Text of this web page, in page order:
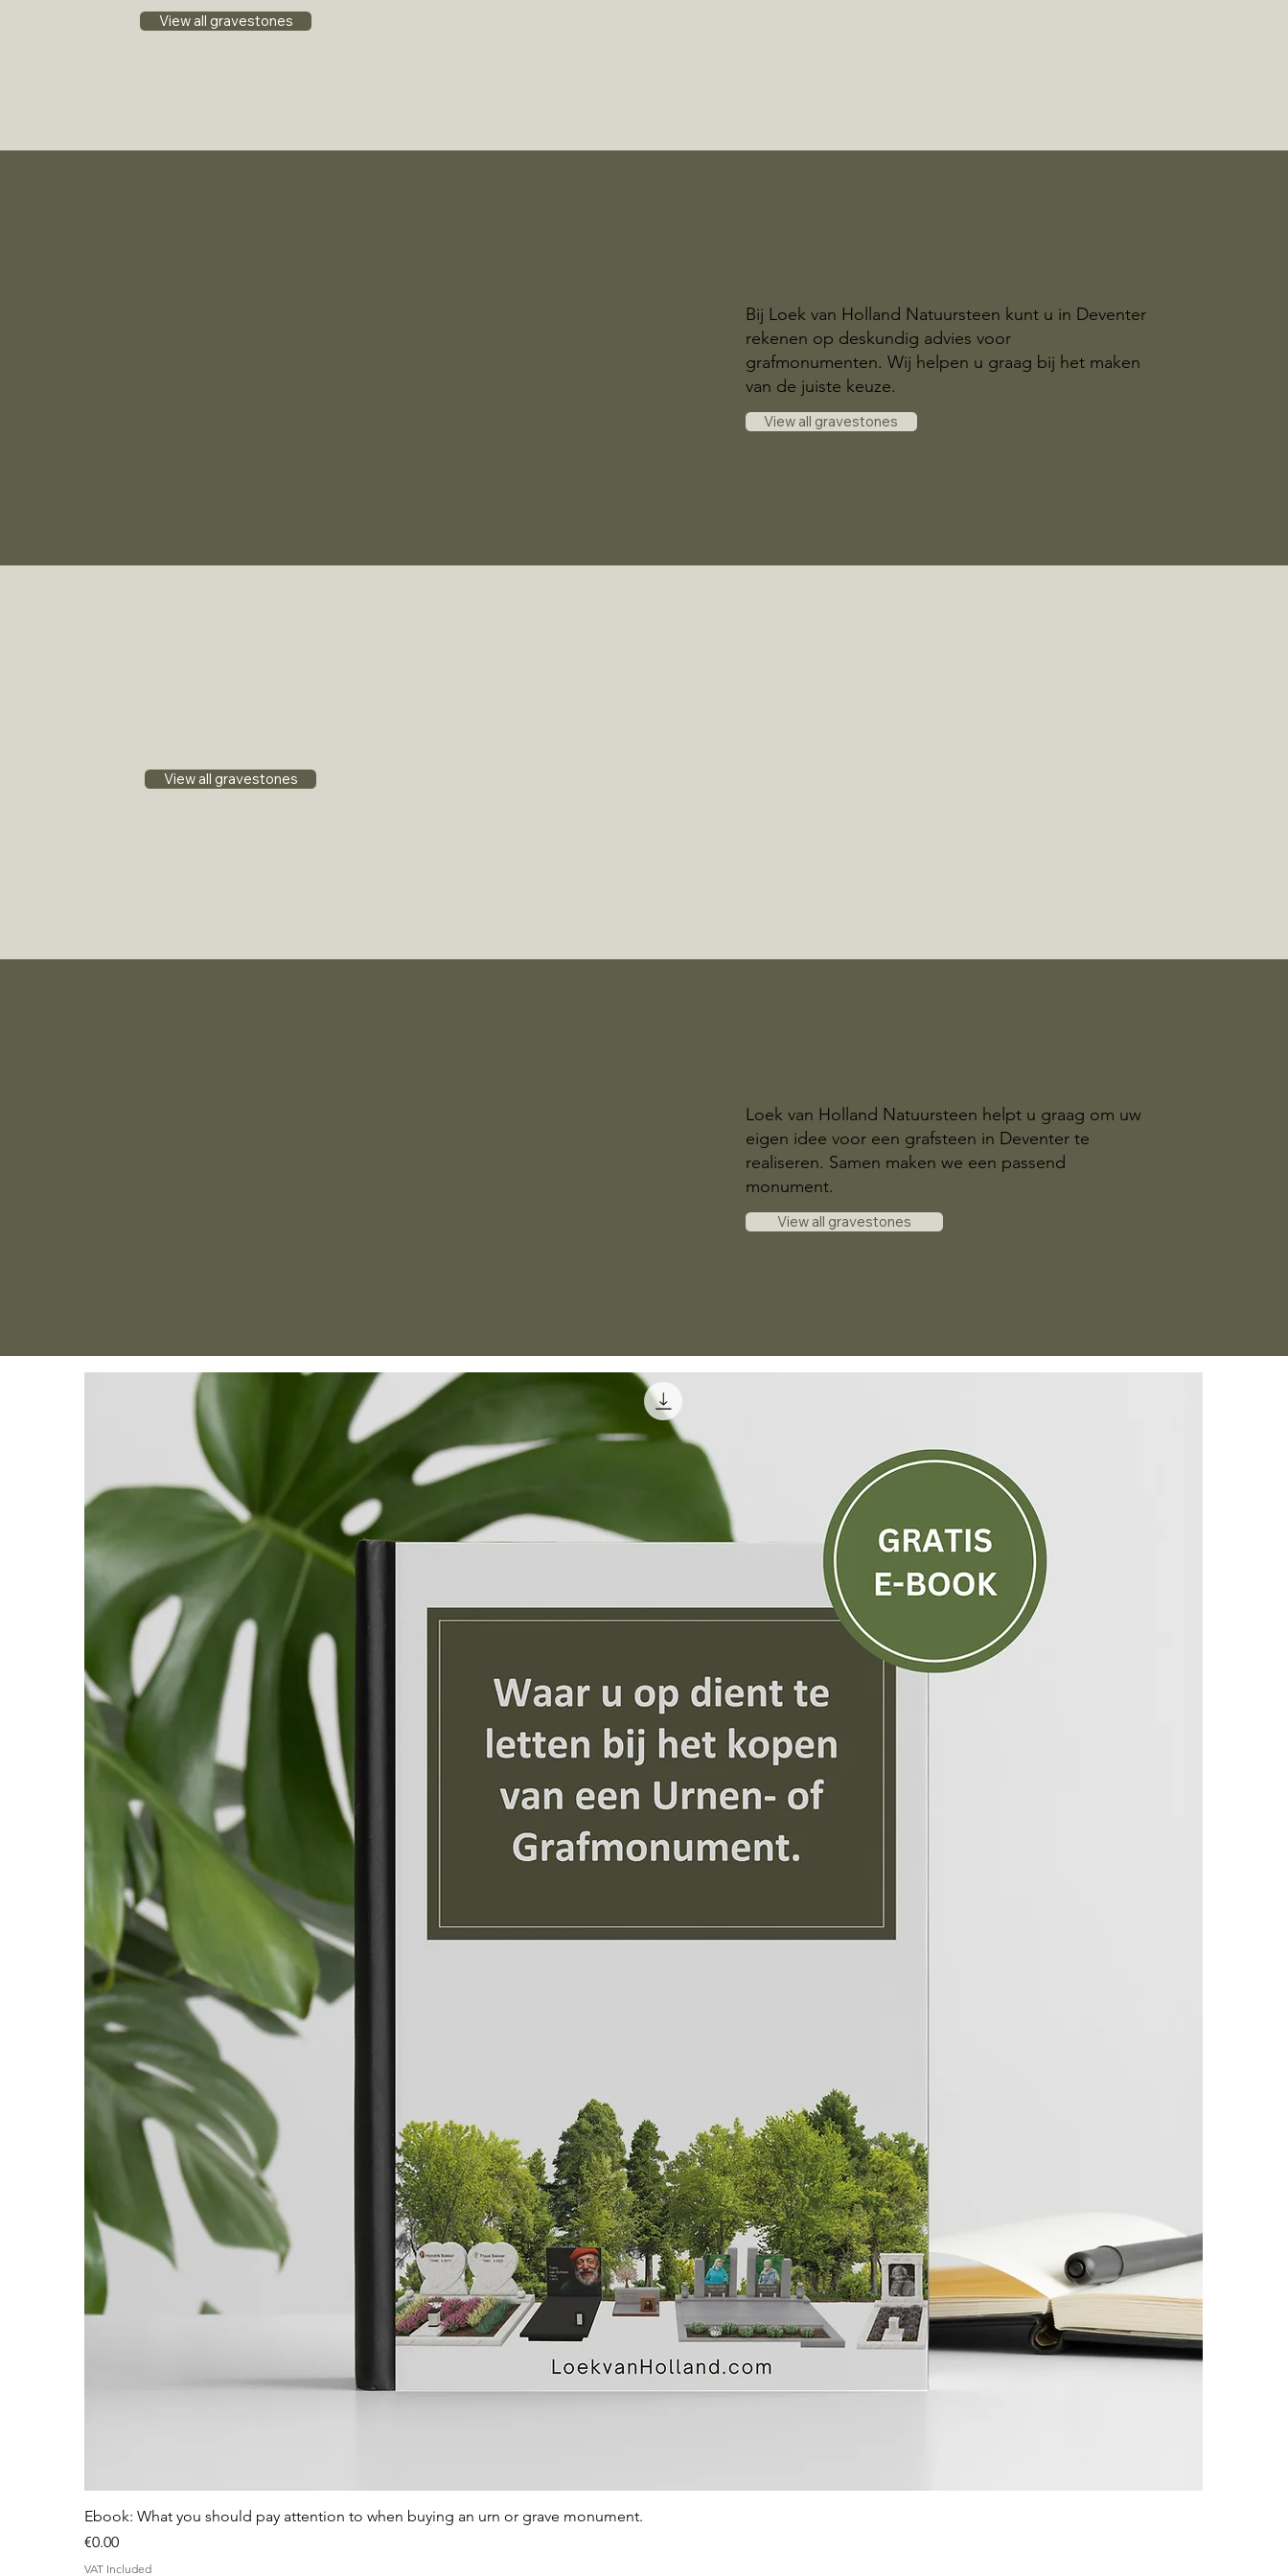
View all gravestones
Bij Loek van Holland Natuursteen kunt u in Deventer
rekenen op deskundig advies voor
grafmonumenten. Wij helpen u graag bij het maken
van de juiste keuze.
View all gravestones
View all gravestones
Loek van Holland Natuursteen helpt u graag om uw
eigen idee voor een grafsteen in Deventer te
realiseren. Samen maken we een passend
monument.
View all gravestones
Quick View
Ebook: What you should pay attention to when buying an urn or grave monument.
Price
€0.00
VAT Included